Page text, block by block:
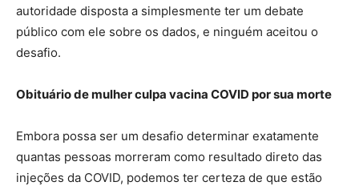
autoridade disposta a simplesmente ter um debate
público com ele sobre os dados, e ninguém aceitou o
desafio.
Obituário de mulher culpa vacina COVID por sua morte
Embora possa ser um desafio determinar exatamente
quantas pessoas morreram como resultado direto das
injeções da COVID, podemos ter certeza de que estão